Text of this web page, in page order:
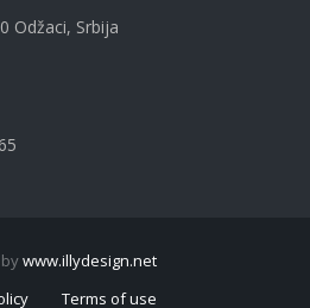
Odžaci, Srbija
www.illydesign.net
Terms of use